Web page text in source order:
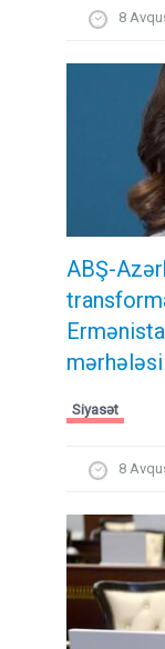
8
ABŞ-
mərhələsi
Siyasət
8